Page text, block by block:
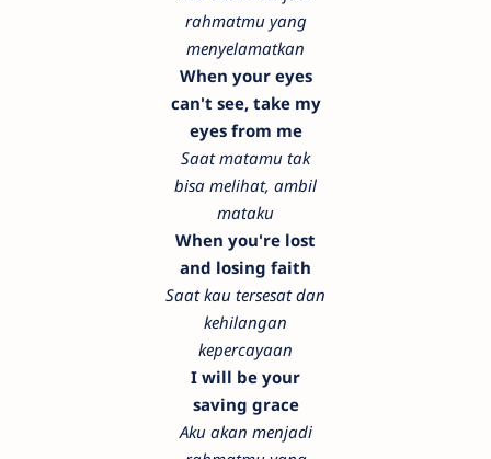
rahmatmu yang
menyelamatkan
When your eyes
can't see, take my
eyes from me
Saat matamu tak
bisa melihat, ambil
mataku
When you're lost
and losing faith
Saat kau tersesat dan
kehilangan
kepercayaan
I will be your
saving grace
Aku akan menjadi